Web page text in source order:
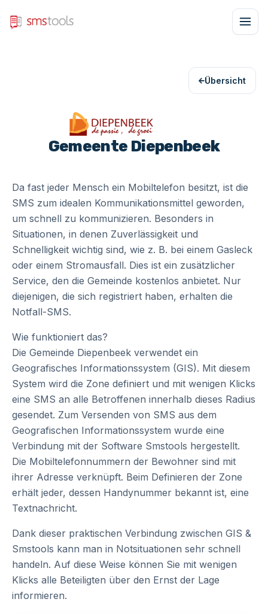
Übersicht
Gemeente Diepenbeek
Da fast jeder Mensch ein Mobiltelefon besitzt, ist die
SMS zum idealen Kommunikationsmittel geworden,
um schnell zu kommunizieren. Besonders in
Situationen, in denen Zuverlässigkeit und
Schnelligkeit wichtig sind, wie z. B. bei einem Gasleck
oder einem Stromausfall. Dies ist ein zusätzlicher
Service, den die Gemeinde kostenlos anbietet. Nur
diejenigen, die sich registriert haben, erhalten die
Notfall-SMS.
Wie funktioniert das?
Die Gemeinde Diepenbeek verwendet ein
Geografisches Informationssystem (GIS). Mit diesem
System wird die Zone definiert und mit wenigen Klicks
eine SMS an alle Betroffenen innerhalb dieses Radius
gesendet. Zum Versenden von SMS aus dem
Geografischen Informationssystem wurde eine
Verbindung mit der Software Smstools hergestellt.
Die Mobiltelefonnummern der Bewohner sind mit
ihrer Adresse verknüpft. Beim Definieren der Zone
erhält jeder, dessen Handynummer bekannt ist, eine
Textnachricht.
Dank dieser praktischen Verbindung zwischen GIS &
Smstools kann man in Notsituationen sehr schnell
handeln. Auf diese Weise können Sie mit wenigen
Klicks alle Beteiligten über den Ernst der Lage
informieren.